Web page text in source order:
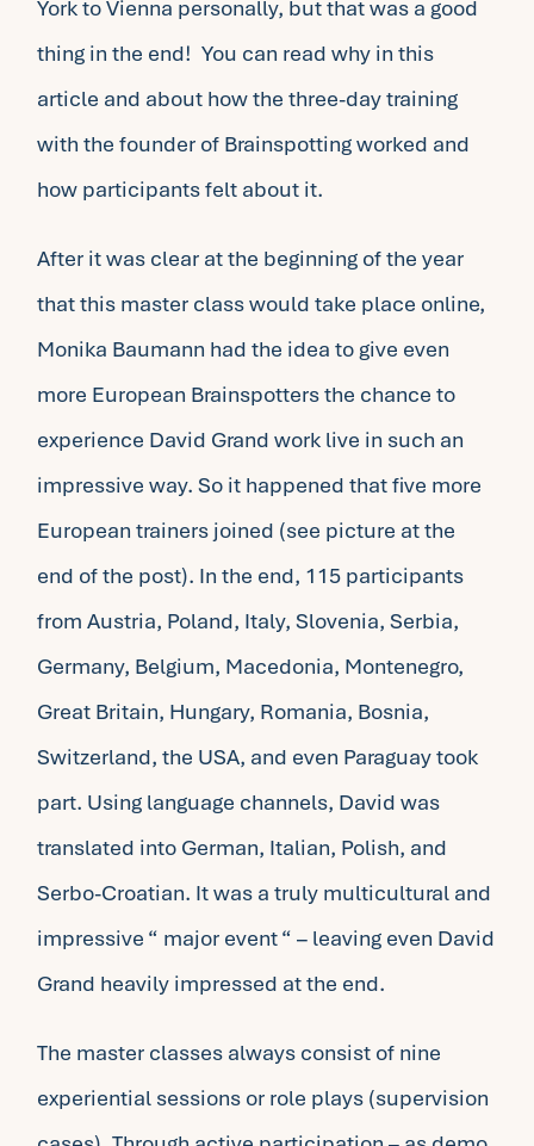
York to Vienna personally, but that was a good
thing in the end! You can read why in this
article and about how the three-day training
with the founder of Brainspotting worked and
how participants felt about it.
After it was clear at the beginning of the year
that this master class would take place online,
Monika Baumann had the idea to give even
more European Brainspotters the chance to
experience David Grand work live in such an
impressive way. So it happened that five more
European trainers joined (see picture at the
end of the post). In the end, 115 participants
from Austria, Poland, Italy, Slovenia, Serbia,
Germany, Belgium, Macedonia, Montenegro,
Great Britain, Hungary, Romania, Bosnia,
Switzerland, the USA, and even Paraguay took
part. Using language channels, David was
translated into German, Italian, Polish, and
Serbo-Croatian. It was a truly multicultural and
impressive “ major event “ – leaving even David
Grand heavily impressed at the end.
The master classes always consist of nine
experiential sessions or role plays (supervision